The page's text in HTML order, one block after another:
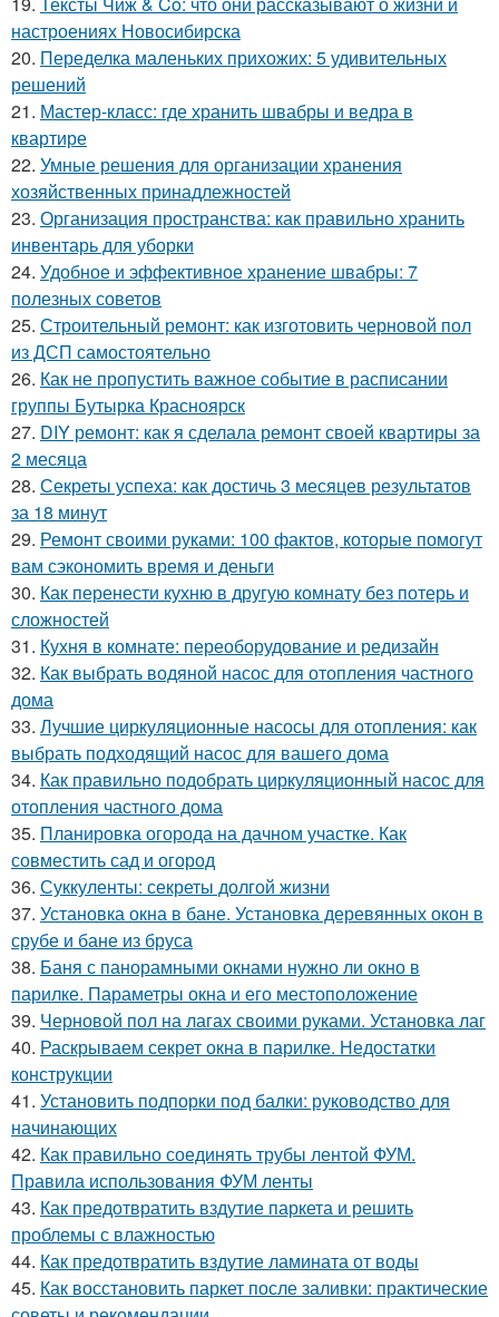
настроениях Новосибирска
20. Переделка маленьких прихожих: 5 удивительных
решений
21. Мастер-класс: где хранить швабры и ведра в
квартире
22. Умные решения для организации хранения
хозяйственных принадлежностей
23. Организация пространства: как правильно хранить
инвентарь для уборки
24. Удобное и эффективное хранение швабры: 7
полезных советов
25. Строительный ремонт: как изготовить черновой пол
из ДСП самостоятельно
26. Как не пропустить важное событие в расписании
группы Бутырка Красноярск
27. DIY ремонт: как я сделала ремонт своей квартиры за
2 месяца
28. Секреты успеха: как достичь 3 месяцев результатов
за 18 минут
29. Ремонт своими руками: 100 фактов, которые помогут
вам сэкономить время и деньги
30. Как перенести кухню в другую комнату без потерь и
сложностей
31. Кухня в комнате: переоборудование и редизайн
32. Как выбрать водяной насос для отопления частного
дома
33. Лучшие циркуляционные насосы для отопления: как
выбрать подходящий насос для вашего дома
34. Как правильно подобрать циркуляционный насос для
отопления частного дома
35. Планировка огорода на дачном участке. Как
совместить сад и огород
36. Суккуленты: секреты долгой жизни
37. Установка окна в бане. Установка деревянных окон в
срубе и бане из бруса
38. Баня с панорамными окнами нужно ли окно в
парилке. Параметры окна и его местоположение
39. Черновой пол на лагах своими руками. Установка лаг
40. Раскрываем секрет окна в парилке. Недостатки
конструкции
41. Установить подпорки под балки: руководство для
начинающих
42. Как правильно соединять трубы лентой ФУМ.
Правила использования ФУМ ленты
43. Как предотвратить вздутие паркета и решить
проблемы с влажностью
44. Как предотвратить вздутие ламината от воды
45. Как восстановить паркет после заливки: практические